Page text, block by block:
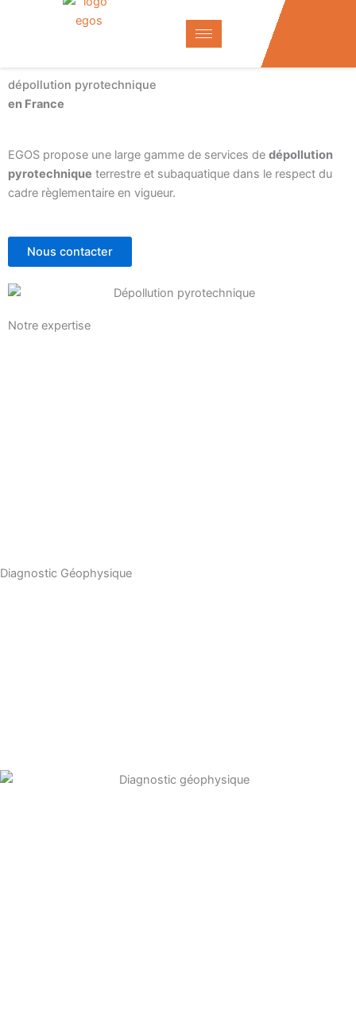
dépollution pyrotechnique
en France
EGOS propose une large gamme de services de dépollution
pyrotechnique terrestre et subaquatique dans le respect du
cadre règlementaire en vigueur.
Nous contacter
Notre expertise
Diagnostic Géophysique